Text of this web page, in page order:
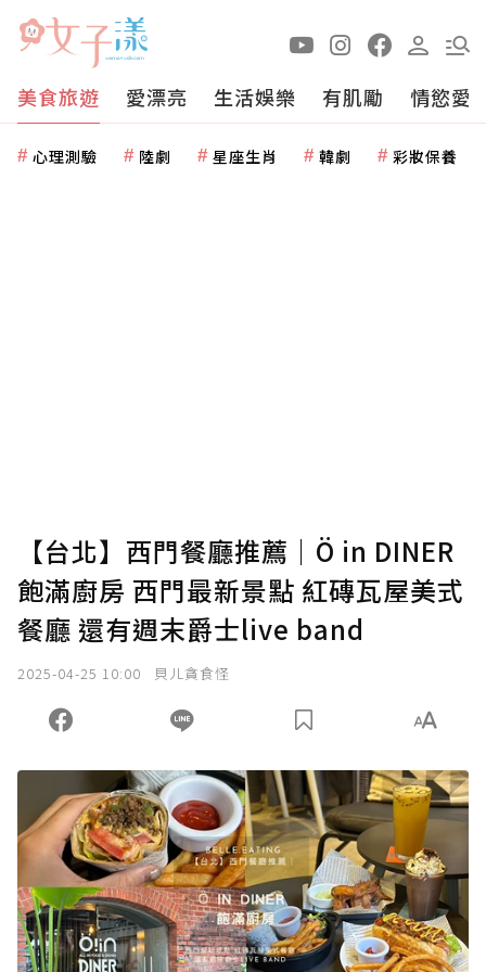
美食旅遊 愛漂亮 生活娛樂 有肌勵 情慾愛
心理測驗 陸劇 星座生肖 韓劇 彩妝保養
【台北】西門餐廳推薦｜Ö in DINER
飽滿廚房 西門最新景點 紅磚瓦屋美式
餐廳 還有週末爵士live band
2025-04-25 10:00 貝ㄦ貪食怪